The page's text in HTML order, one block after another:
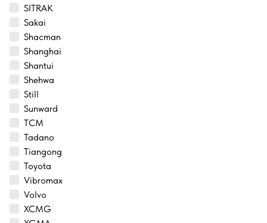
SITRAK
Sakai
Shacman
Shanghai
Shantui
Shehwa
Still
Sunward
TCM
Tadano
Tiangong
Toyota
Vibromax
Volvo
XCMG